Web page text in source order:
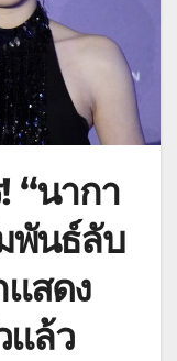
“นากา
พันธ์ลับ
แสดง
แล้ว